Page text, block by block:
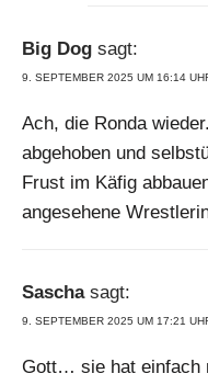
Big Dog sagt:
9. SEPTEMBER 2025 UM 16:14
Ach, die Ronda
abgehoben und
Frust im Käfig
angesehene
Sascha sagt:
9. SEPTEMBER 2025 UM 17:21
Gott… sie hat einfach